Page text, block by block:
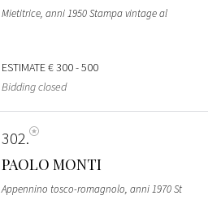
Mietitrice, anni 1950 Stampa vintage al
ESTIMATE€ 300 - 500
Bidding closed
302
PAOLO MONTI
Appennino tosco-romagnolo, anni 1970 St